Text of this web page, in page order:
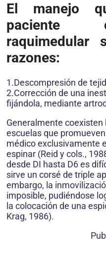
El manejo
paciente
razones:
1.Descompresión de
2.Corrección de una
fijándola, mediante
Generalmente
escuelas que
médico exclusivamente
espinar (Reid y cols.,
desde DI hasta D6 es
sirve un corsé de triple
embargo, la
imposible, pudiéndose
la colocación de una
Krag, 1986).